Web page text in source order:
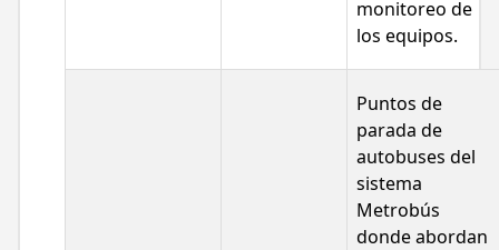
monitoreo de
los equipos.
Puntos de
parada de
autobuses del
sistema
Metrobús
donde abordan